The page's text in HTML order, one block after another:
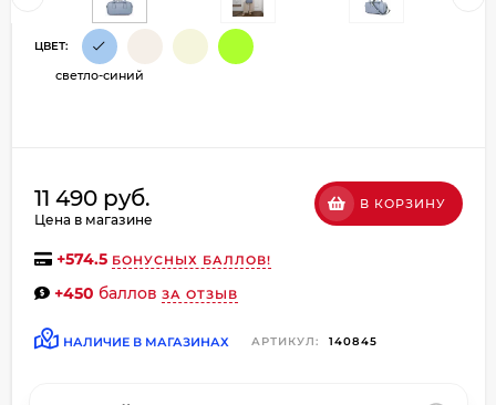
ЦВЕТ:
светло-синий
11 490 руб.
Цена в магазине
В КОРЗИНУ
+574.5 БОНУСНЫХ БАЛЛОВ!
+450 баллов ЗА ОТЗЫВ
НАЛИЧИЕ В МАГАЗИНАХ АРТИКУЛ: 140845
выбранный способом
Оставшиеся
об оплате Плайтом